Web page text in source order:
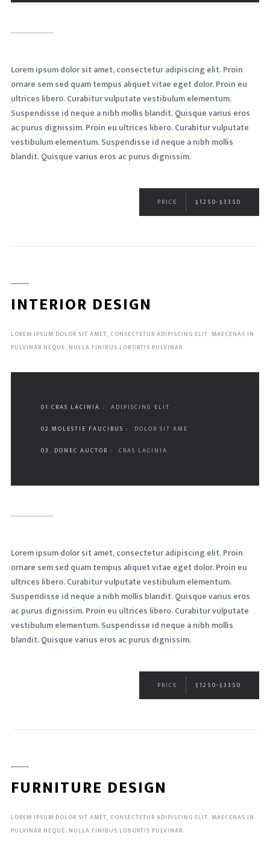
Lorem ipsum dolor sit amet, consectetur adipiscing elit. Proin
ornare sem sed quam tempus aliquet vitae eget dolor. Proin eu
ultrices libero. Curabitur vulputate vestibulum elementum.
Suspendisse id neque a nibh mollis blandit. Quisque varius eros
ac purus dignissim. Proin eu ultrices libero. Curabitur vulputate
vestibulum elementum. Suspendisse id neque a nibh mollis
blandit. Quisque varius eros ac purus dignissim.
PRICE $1250-$3350
INTERIOR DESIGN
LOREM IPSUM DOLOR SIT AMET, CONSECTETUR ADIPISCING ELIT. MAECENAS IN
PULVINAR NEQUE. NULLA FINIBUS LOBORTIS PULVINAR.
01.CRAS LACINIA : ADIPISCING ELIT
02.MOLESTIE FAUCIBUS : DOLOR SIT AME
03. DONEC AUCTOR : CRAS LACINIA
Lorem ipsum dolor sit amet, consectetur adipiscing elit. Proin
ornare sem sed quam tempus aliquet vitae eget dolor. Proin eu
ultrices libero. Curabitur vulputate vestibulum elementum.
Suspendisse id neque a nibh mollis blandit. Quisque varius eros
ac purus dignissim. Proin eu ultrices libero. Curabitur vulputate
vestibulum elementum. Suspendisse id neque a nibh mollis
blandit. Quisque varius eros ac purus dignissim.
PRICE $1250-$3350
FURNITURE DESIGN
LOREM IPSUM DOLOR SIT AMET, CONSECTETUR ADIPISCING ELIT. MAECENAS IN
PULVINAR NEQUE. NULLA FINIBUS LOBORTIS PULVINAR.